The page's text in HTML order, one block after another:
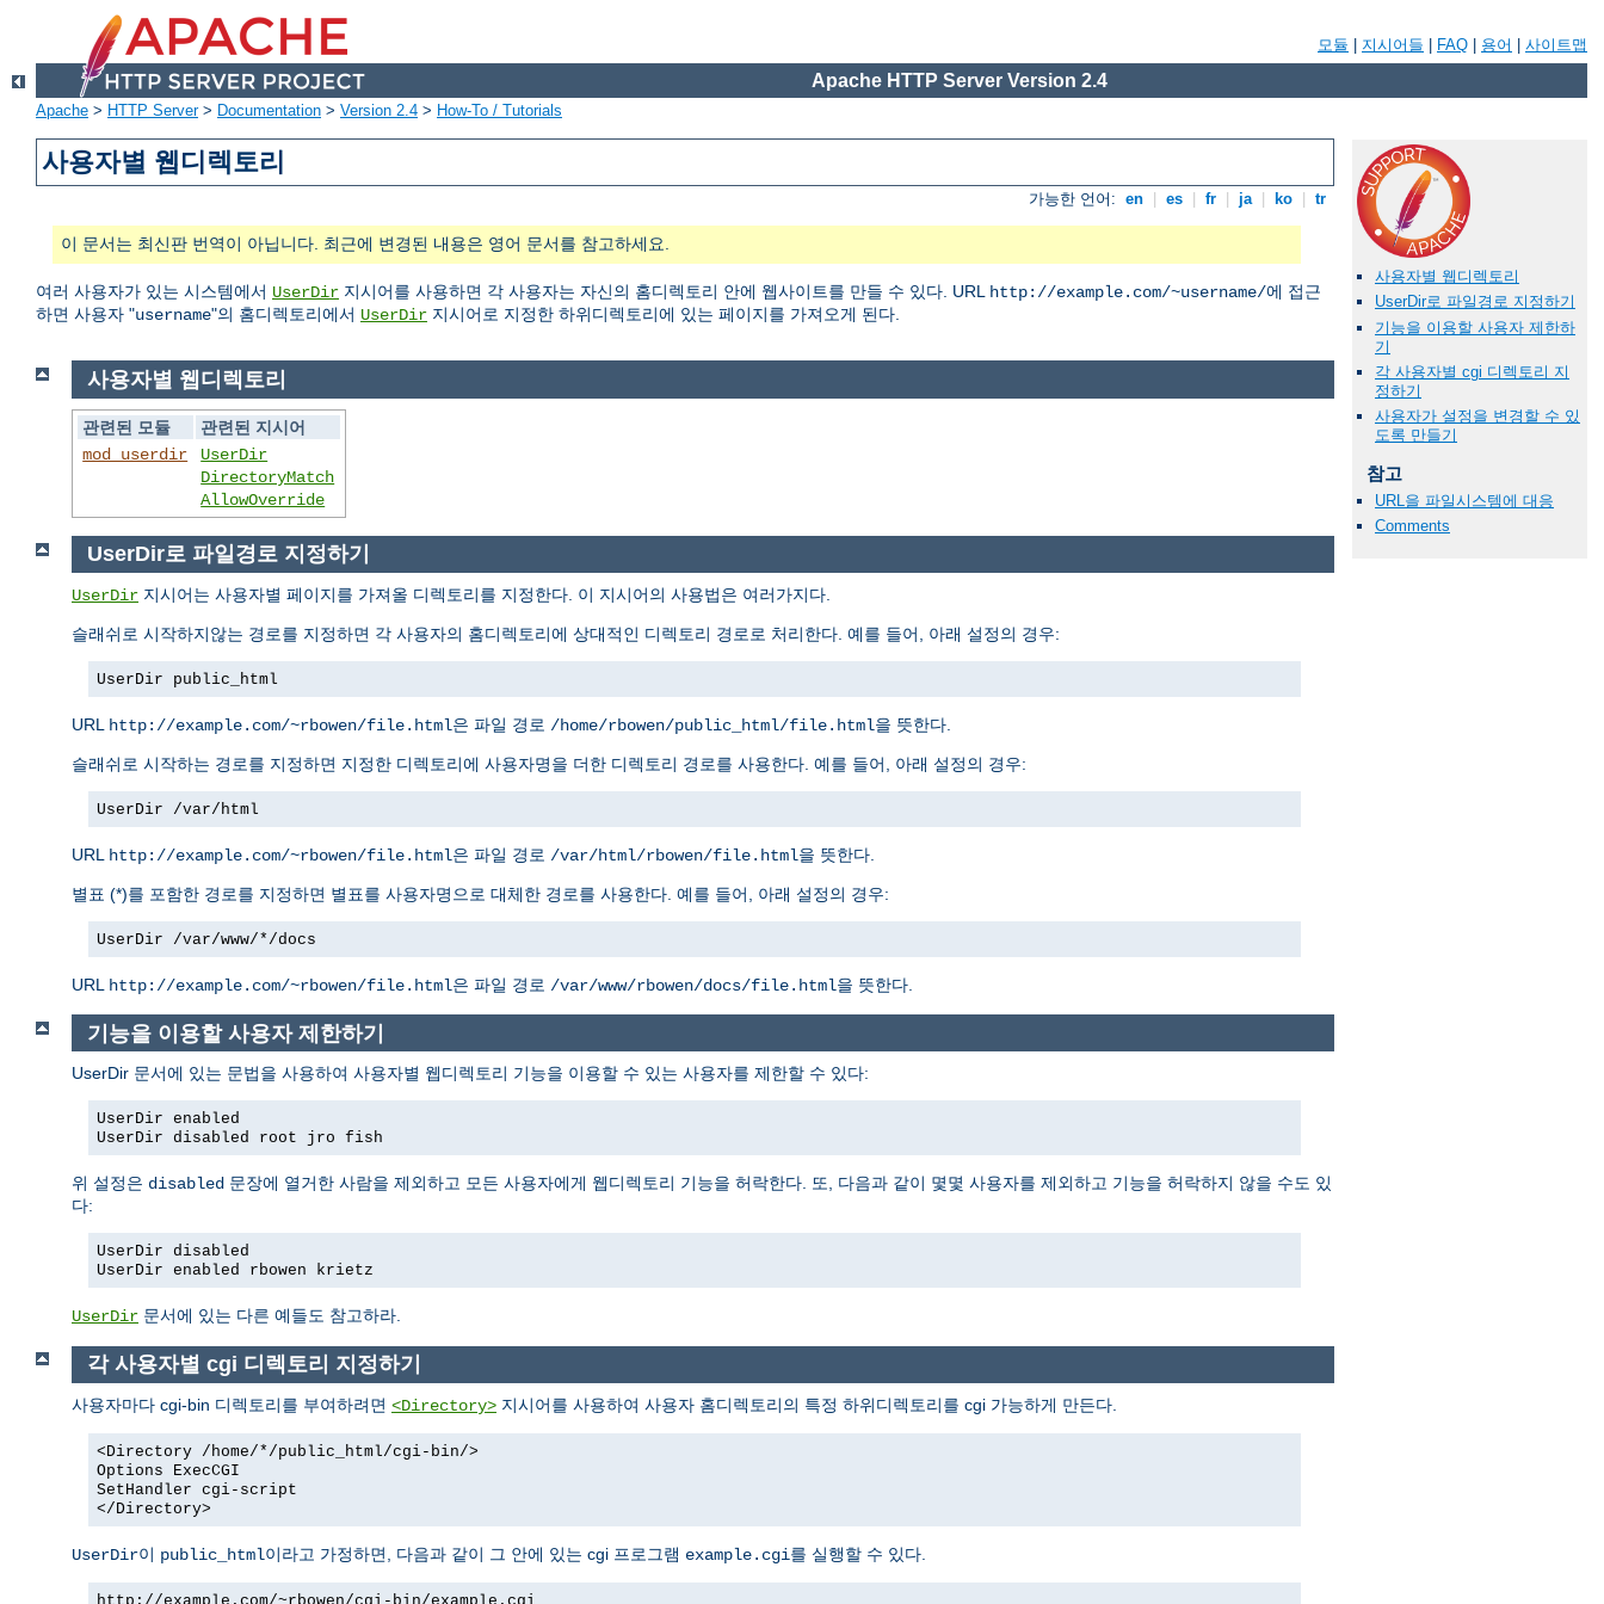
모듈 지시어들 FAQ 용어 사이트맵
Apache HTTP Server Version 2.4
Apache > HTTP Server> Documentation > Version 2.4 > How-To / Tutorials
사용자별 웹디렉토리
가능한 언어: en es fr ja ko tr
이 문서는 최신판 번역이 아닙니다. 최근에 변경된 내용은 영어 문서를 참고하세요.
여러 사용자가 있는 시스템에서 UserDir 지시어를 사용하면 각 사용자는 자신의 홈디렉토리 안에 웹사이트를 만들 수 있다. URL http://example.com/~username/에 접근
하면 사용자 "username"의 홈디렉토리에서 UserDir 지시어로 지정한 하위디렉토리에 있는 페이지를 가져오게 된다.
사용자별 웹디렉토리
UserDir로 파일경로 지정하기
기능을 이용할 사용자 제한하
기
각 사용자별 cgi 디렉토리 지
정하기
사용자가 설정을 변경할 수 있
도록 만들기
참고
URL을 파일시스템에 대응
Comments
사용자별 웹디렉토리
관련된 모듈
관련된 지시어
mod_userdir
UserDir
DirectoryMatch
AllowOverride
UserDir로 파일경로 지정하기
UserDir 지시어는 사용자별 페이지를 가져올 디렉토리를 지정한다. 이 지시어의 사용법은 여러가지다.
슬래쉬로 시작하지않는 경로를 지정하면 각 사용자의 홈디렉토리에 상대적인 디렉토리 경로로 처리한다. 예를 들어, 아래 설정의 경우:
UserDir public_html
URL http://example.com/~rbowen/file.html은 파일 경로 /home/rbowen/public_html/file.html을 뜻한다.
슬래쉬로 시작하는 경로를 지정하면 지정한 디렉토리에 사용자명을 더한 디렉토리 경로를 사용한다. 예를 들어, 아래 설정의 경우:
UserDir /var/html
URL http://example.com/~rbowen/file.html은 파일 경로 /var/html/rbowen/file.html을 뜻한다.
별표 (*)를 포함한 경로를 지정하면 별표를 사용자명으로 대체한 경로를 사용한다. 예를 들어, 아래 설정의 경우:
UserDir /var/www/*/docs
URL http://example.com/~rbowen/file.html은 파일 경로 /var/www/rbowen/docs/file.html을 뜻한다.
기능을 이용할 사용자 제한하기
UserDir 문서에 있는 문법을 사용하여 사용자별 웹디렉토리 기능을 이용할 수 있는 사용자를 제한할 수 있다:
UserDir enabled
UserDir disabled root jro fish
위 설정은 disabled 문장에 열거한 사람을 제외하고 모든 사용자에게 웹디렉토리 기능을 허락한다. 또, 다음과 같이 몇몇 사용자를 제외하고 기능을 허락하지 않을 수도 있
다:
UserDir disabled
UserDir enabled rbowen krietz
UserDir 문서에 있는 다른 예들도 참고하라.
각 사용자별 cgi 디렉토리 지정하기
사용자마다 cgi-bin 디렉토리를 부여하려면 <Directory> 지시어를 사용하여 사용자 홈디렉토리의 특정 하위디렉토리를 cgi 가능하게 만든다.
<Directory /home/*/public_html/cgi-bin/>
Options ExecCGI
SetHandler cgi-script
</Directory>
UserDir이 public_html이라고 가정하면, 다음과 같이 그 안에 있는 cgi 프로그램 example.cgi를 실행할 수 있다.